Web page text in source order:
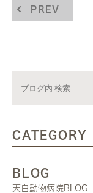
PREV
CATEGORY
BLOG
天白動物病院BLOG